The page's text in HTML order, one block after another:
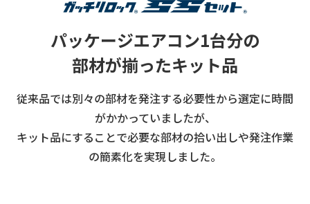
パッケージエアコン1台分の
部材が揃ったキット品
従来品では別々の部材を発注する必要性から選定に時間
がかかっていましたが、
キット品にすることで必要な部材の拾い出しや発注作業
の簡素化を実現しました。